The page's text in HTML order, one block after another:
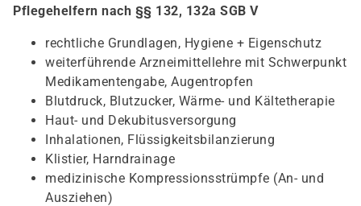
Pflegehelfern nach §§ 132, 132a SGB V
rechtliche Grundlagen, Hygiene + Eigenschutz
weiterführende Arzneimittellehre mit Schwerpunkt
Medikamentengabe, Augentropfen
Blutdruck, Blutzucker, Wärme- und Kältetherapie
Haut- und Dekubitusversorgung
Inhalationen, Flüssigkeitsbilanzierung
Klistier, Harndrainage
medizinische Kompressionsstrümpfe (An- und
Ausziehen)